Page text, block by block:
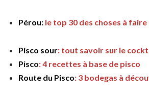
Pérou: le top 30 des choses à
Pisco sour: tout savoir sur le
Pisco: 4 recettes à base de pisco
Route du Pisco: 3 bodegas à